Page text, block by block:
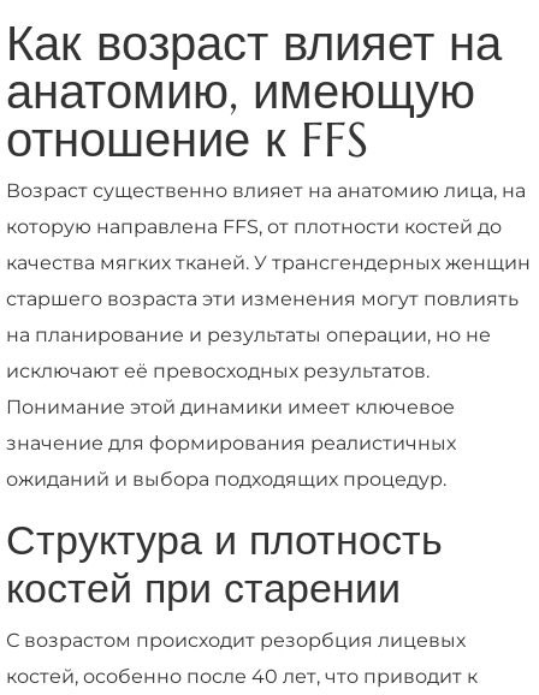
Как возраст влияет на
анатомию, имеющую
отношение к FFS
Возраст существенно влияет на анатомию лица, на
которую направлена FFS, от плотности костей до
качества мягких тканей. У трансгендерных женщин
старшего возраста эти изменения могут повлиять
на планирование и результаты операции, но не
исключают её превосходных результатов.
Понимание этой динамики имеет ключевое
значение для формирования реалистичных
ожиданий и выбора подходящих процедур.
Структура и плотность
костей при старении
С возрастом происходит резорбция лицевых
костей, особенно после 40 лет, что приводит к